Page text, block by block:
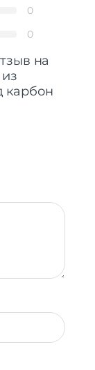
0
0
на
карбон